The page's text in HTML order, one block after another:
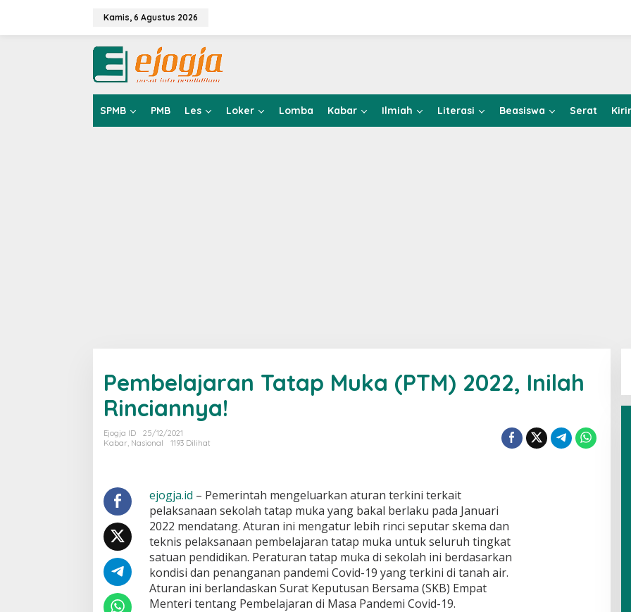
Kamis, 6 Agustus 2026
SPMB PMB Les Loker Lomba Kabar Ilmiah Literasi Beasiswa Serat
Pembelajaran Tatap Muka (PTM) 2022, Inilah
Rinciannya!
Ejogja ID
25/12/2021
Kabar, Nasional 1193 Dilihat
ejogja.id – Pemerintah mengeluarkan aturan terkini terkait
pelaksanaan sekolah tatap muka yang bakal berlaku pada Januari
2022 mendatang. Aturan ini mengatur lebih rinci seputar skema dan
teknis pelaksanaan pembelajaran tatap muka untuk seluruh tingkat
satuan pendidikan. Peraturan tatap muka di sekolah ini berdasarkan
kondisi dan penanganan pandemi Covid-19 yang terkini di tanah air.
Aturan ini berlandaskan Surat Keputusan Bersama (SKB) Empat
Menteri tentang Pembelajaran di Masa Pandemi Covid-19.